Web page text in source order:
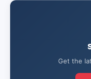
Get the